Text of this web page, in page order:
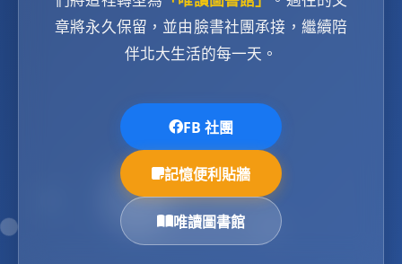
章將永久保留，並由臉書社團承接，繼續陪
伴北大生活的每一天。
FB 社團
記憶便利貼牆
唯讀圖書館